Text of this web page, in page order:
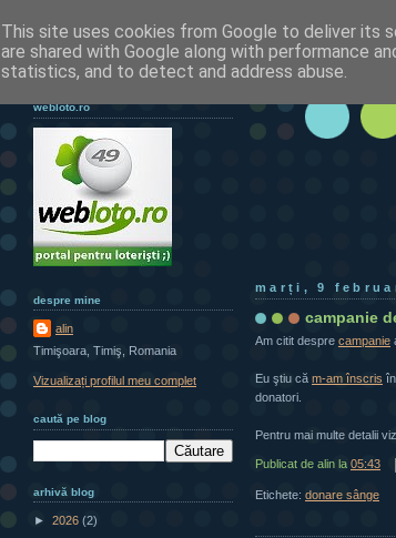
marți, 9
campanie
Am citit despre campanie
Eu ştiu că m-am înscris
donatori.
Pentru mai multe detalii
Publicat de alin la 05:43
Etichete: donare sânge
webloto.ro
despre mine
alin
Timişoara, Timiş, Romania
Vizualizați profilul meu complet
caută pe blog
arhivă blog
► 2026 (2)
This site uses cookies from Google to deliver its
are shared with Google along with performance
statistics, and to detect and address abuse.